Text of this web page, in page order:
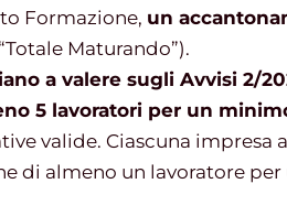
Formazione, un
Maturando”).
a valere sugli Avvisi 2/
5 lavoratori per un
valide. Ciascuna impresa
di almeno un lavoratore